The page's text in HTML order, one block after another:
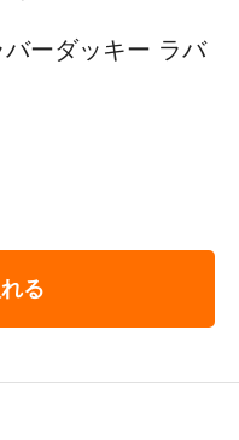
ーダッキー ラバ
る